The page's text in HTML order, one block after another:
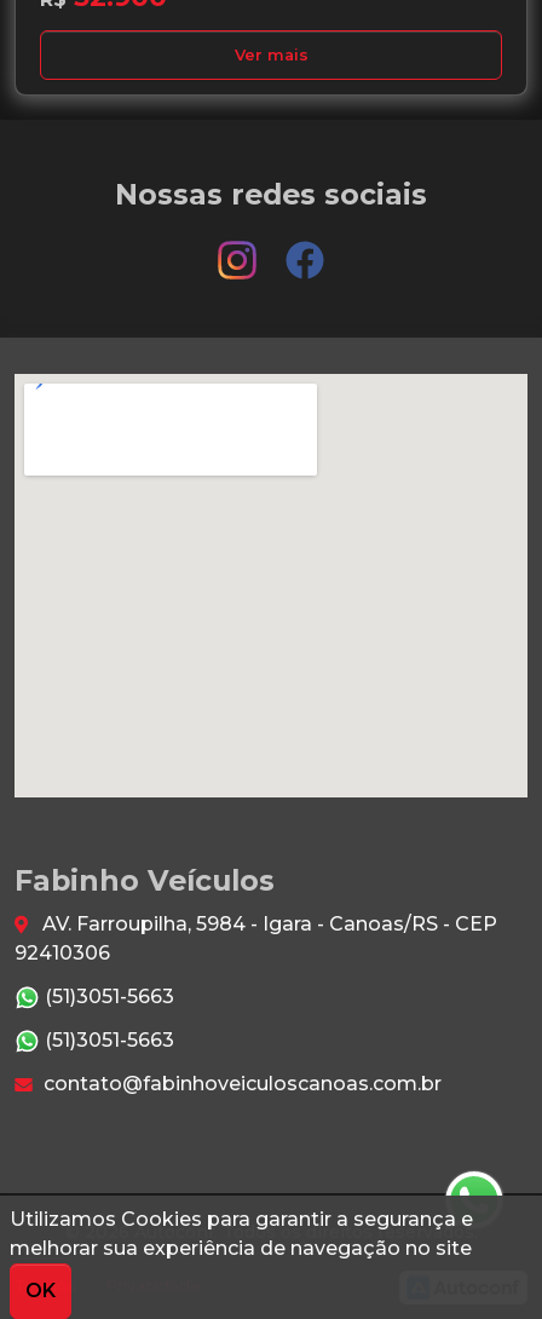
Utilizamos Cookies para garantir a segurança e
melhorar sua experiência de navegação no site
OK
Ver mais
Nossas redes sociais
Fabinho Veículos
AV. Farroupilha, 5984 - Igara - Canoas/RS - CEP
92410306
(51)3051-5663
(51)3051-5663
contato@fabinhoveiculoscanoas.com.br
© 2026 Autoconf. Todos os direitos reservados.
Termos